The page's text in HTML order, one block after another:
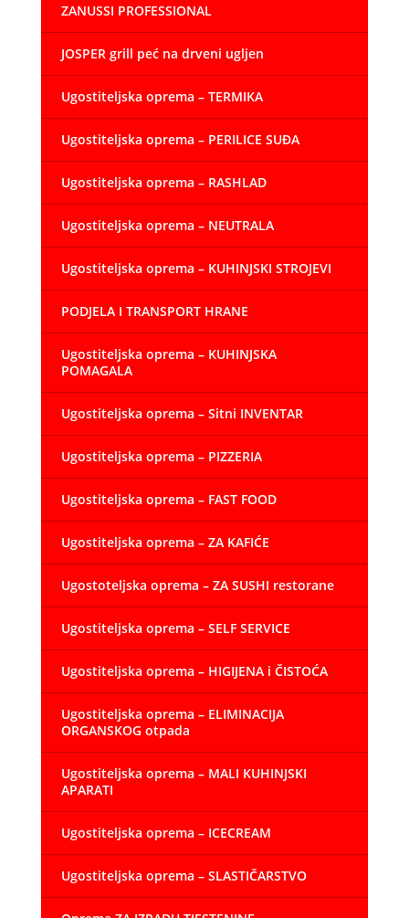
ZANUSSI PROFESSIONAL
JOSPER grill peć na drveni ugljen
Ugostiteljska oprema – TERMIKA
Ugostiteljska oprema – PERILICE SUĐA
Ugostiteljska oprema – RASHLAD
Ugostiteljska oprema – NEUTRALA
Ugostiteljska oprema – KUHINJSKI STROJEVI
PODJELA I TRANSPORT HRANE
Ugostiteljska oprema – KUHINJSKA
POMAGALA
Ugostiteljska oprema – Sitni INVENTAR
Ugostiteljska oprema – PIZZERIA
Ugostiteljska oprema – FAST FOOD
Ugostiteljska oprema – ZA KAFIĆE
Ugostoteljska oprema – ZA SUSHI restorane
Ugostiteljska oprema – SELF SERVICE
Ugostiteljska oprema – HIGIJENA i ČISTOĆA
Ugostiteljska oprema – ELIMINACIJA
ORGANSKOG otpada
Ugostiteljska oprema – MALI KUHINJSKI
APARATI
Ugostiteljska oprema – ICECREAM
Ugostiteljska oprema – SLASTIČARSTVO